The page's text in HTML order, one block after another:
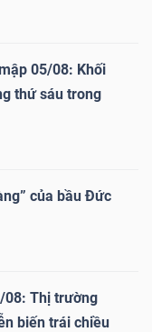
05/08: Khối
thứ sáu trong
của bầu Đức
08: Thị trường
biến trái chiều